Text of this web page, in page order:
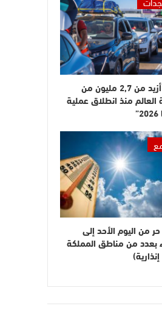
دخول أزيد من 2,7 مليون من
العالم منذ انطلاق عملية
من اليوم الأحد إلى
بعدد من مناطق المملكة